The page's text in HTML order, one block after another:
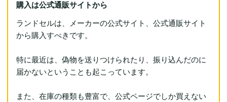
購入は公式通販サイトから
ランドセルは、メーカーの公式サイト、公式通販サイト
から購入すべきです。
特に最近は、偽物を送りつけられたり、振り込んだのに
届かないということも起こっています。
また、在庫の種類も豊富で、公式ページでしか買えない